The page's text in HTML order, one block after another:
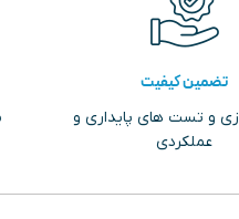
تضمین کیفیت
و تست های پایداری و
عملکردی